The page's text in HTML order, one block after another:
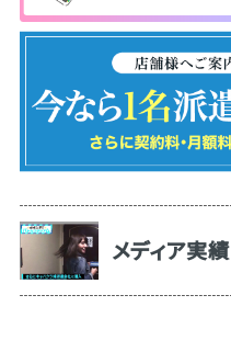
メディア実績